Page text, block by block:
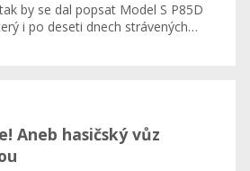
by se dal popsat Model S P85D
i po deseti dnech strávených…
Aneb hasičský vůz